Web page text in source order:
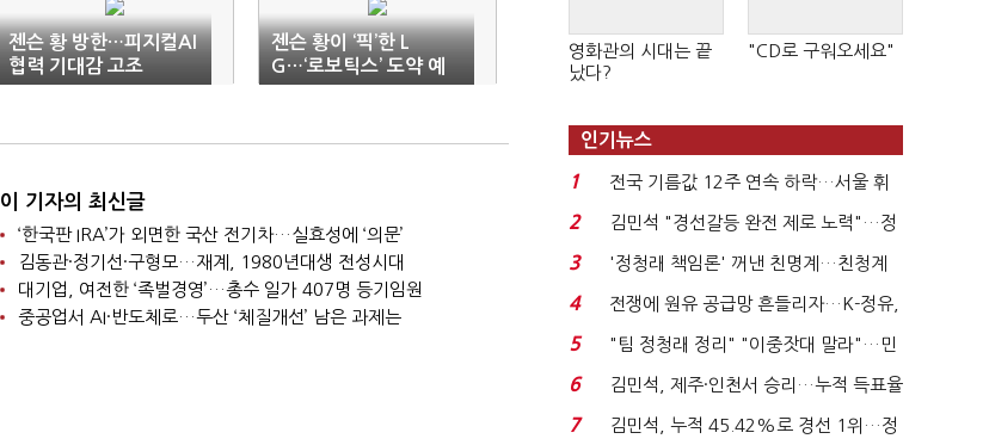
젠슨 황 방한…피지컬AI
협력 기대감 고조
젠슨 황이 ‘픽’한 L
G…‘로보틱스’ 도약 예
고
이 기자의 최신글
‘한국판 IRA’가 외면한 국산 전기차…실효성에 ‘의문’
김동관·정기선·구형모…재계, 1980년대생 전성시대
대기업, 여전한 ‘족벌경영’…총수 일가 407명 등기임원
중공업서 AI·반도체로…두산 ‘체질개선’ 남은 과제는
영화관의 시대는 끝
났다?
"CD로 구워오세요"
인기뉴스
1
전국 기름값 12주 연속 하락…서울 휘
발윳값 1909원...
2
김민석 "경선갈등 완전 제로 노력"…정
청래 "반명 공세 사...
3
'정청래 책임론' 꺼낸 친명계…친청계
는 추가투표 때리기...
4
전쟁에 원유 공급망 흔들리자…K-정유,
에너지안보 핵심...
5
"팀 정청래 정리" "이중잣대 말라"…민
주 최고위원 계파 다...
6
김민석, 제주·인천서 승리…누적 득표율
'1위 탈환'(종합)...
7
김민석, 누적 45.42%로 경선 1위…정